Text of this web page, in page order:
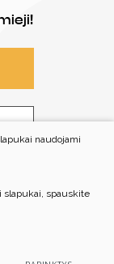
neįgaliųjų
naudojami
slapukai, spauskite